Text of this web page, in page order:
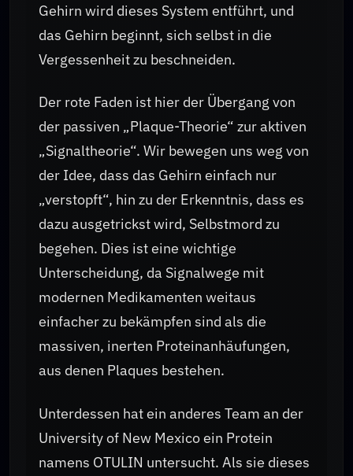
Gehirn wird dieses System entführt, und
das Gehirn beginnt, sich selbst in die
Vergessenheit zu beschneiden.
Der rote Faden ist hier der Übergang von
der passiven „Plaque-Theorie“ zur aktiven
„Signaltheorie“. Wir bewegen uns weg von
der Idee, dass das Gehirn einfach nur
„verstopft“, hin zu der Erkenntnis, dass es
dazu ausgetrickst wird, Selbstmord zu
begehen. Dies ist eine wichtige
Unterscheidung, da Signalwege mit
modernen Medikamenten weitaus
einfacher zu bekämpfen sind als die
massiven, inerten Proteinanhäufungen,
aus denen Plaques bestehen.
Unterdessen hat ein anderes Team an der
University of New Mexico ein Protein
namens OTULIN untersucht. Als sie dieses